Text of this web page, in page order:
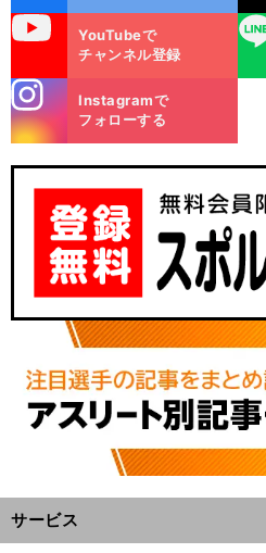
YouTubeで
チャンネル登録
LINE
m
Instagramで
フォローする
サービス